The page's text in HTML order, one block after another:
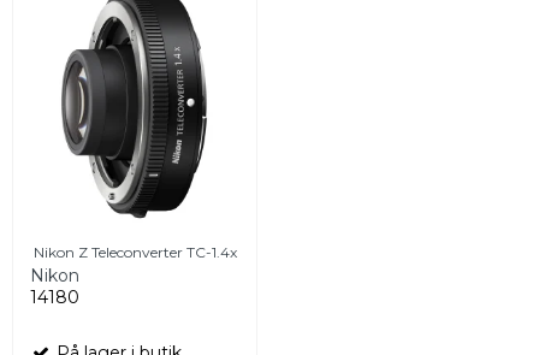
Nikon Z Teleconverter TC-1.4x
Nikon
14180